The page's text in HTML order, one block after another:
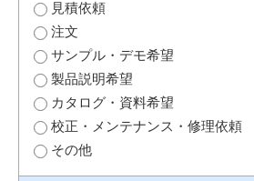
見積依頼
注文
サンプル・デモ希望
製品説明希望
カタログ・資料希望
校正・メンテナンス・修理依頼
その他